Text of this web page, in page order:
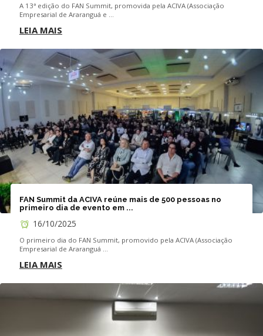
A 13ª edição do FAN Summit, promovida pela ACIVA (Associação
Empresarial de Araranguá e ...
LEIA MAIS
FAN Summit da ACIVA reúne mais de 500 pessoas no
primeiro dia de evento em ...
16/10/2025
O primeiro dia do FAN Summit, promovido pela ACIVA (Associação
Empresarial de Araranguá ...
LEIA MAIS